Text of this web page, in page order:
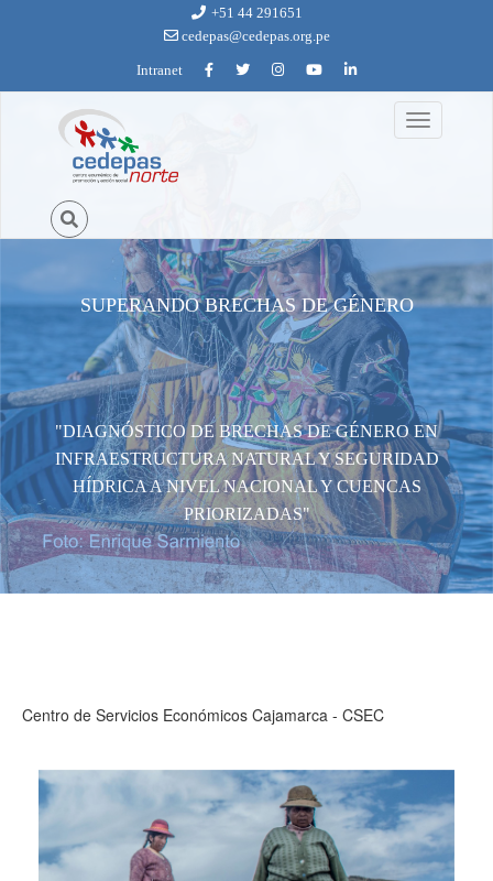
+51 44 291651
cedepas@cedepas.org.pe
Intranet
Toggle
navigation
4._diagnosticos_de_brechas_0.jpg
SUPERANDO BRECHAS DE GÉNERO
"DIAGNÓSTICO DE BRECHAS DE GÉNERO EN
INFRAESTRUCTURA NATURAL Y SEGURIDAD
HÍDRICA A NIVEL NACIONAL Y CUENCAS
PRIORIZADAS"
Centro de Servicios Económicos Cajamarca - CSEC
4._diagnosticos_de_brechas_1.jpg